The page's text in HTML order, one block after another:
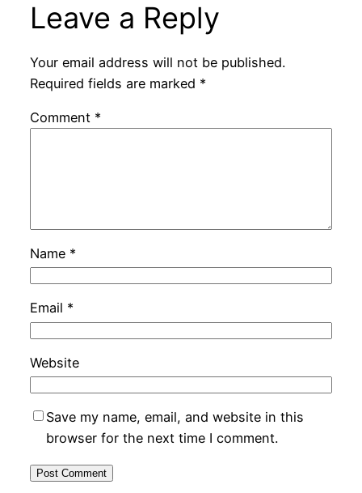
Leave a Reply
Your email address will not be published.
Required fields are marked *
Comment *
Name *
Email *
Website
Save my name, email, and website in this
browser for the next time I comment.